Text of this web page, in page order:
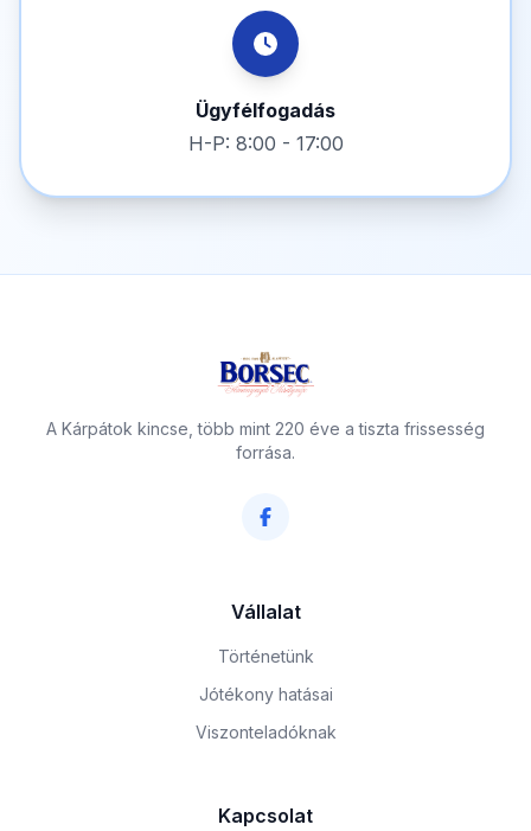
Ügyfélfogadás
H-P: 8:00 - 17:00
A Kárpátok kincse, több mint 220 éve a tiszta frissesség
forrása.
Vállalat
Történetünk
Jótékony hatásai
Viszonteladóknak
Kapcsolat